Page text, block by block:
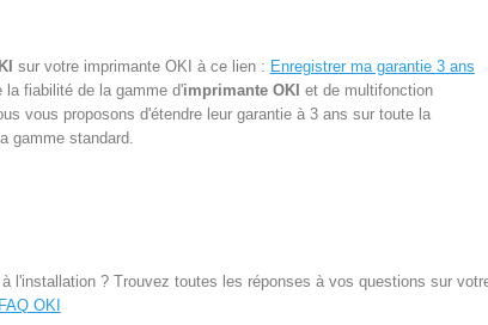
sur votre imprimante OKI à ce lien : Enregistrer ma garantie 3 ans
la fiabilité de la gamme d'imprimante OKI et de multifonction
vous proposons d'étendre leur garantie à 3 ans sur toute la
gamme standard.
l'installation ? Trouvez toutes les réponses à vos questions sur
FAQ OKI